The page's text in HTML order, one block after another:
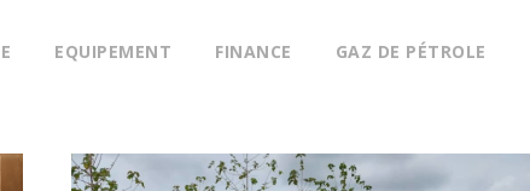
EQUIPEMENT FINANCE GAZ DE PÉTROLE